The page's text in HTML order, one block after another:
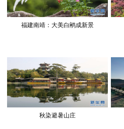
福建南靖：大美白鹇成新景
秋染避暑山庄